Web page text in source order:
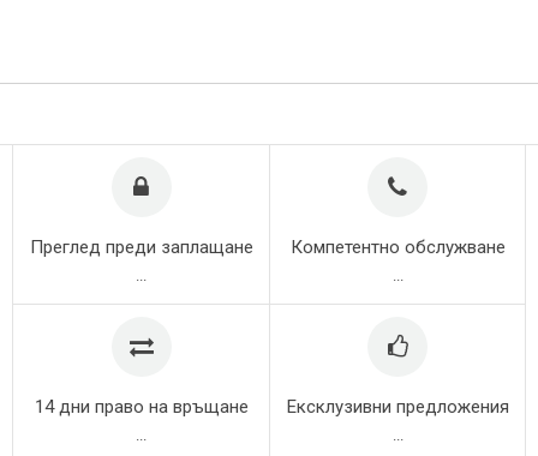
Преглед преди заплащане Компетентно обслужване
14 дни право на връщане Ексклузивни предложения